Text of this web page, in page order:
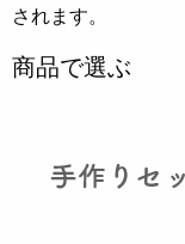
されます。
商品で選ぶ